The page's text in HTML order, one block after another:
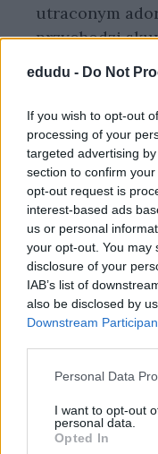
edudu - Do Not
If you wish to opt-out
processing of your
targeted advertising
section to confirm
opt-out request is
interest-based ads
us or personal
your opt-out. You may
disclosure of your
IAB’s list of
also be disclosed by
Downstream
Personal Data
I want to opt-out
personal data.
Opted In
utraconym
przychodzi
rzeczywistości,
życiem,
sferze
jej życie
Toliboski
Marzenia są
zastępstwem
spełniła jej
ucieczki przed
życia
marzenia te
rzeczywistość i
która odkrywa
Bogumił,
złudzeniami i